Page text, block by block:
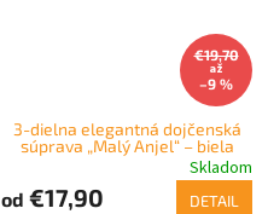
€19,70
až
–9 %
3-dielna elegantná dojčenská
súprava „Malý Anjel“ – biela
Skladom
od €17,90 DETAIL